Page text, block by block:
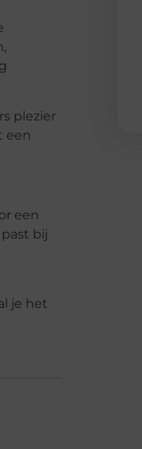
plezier
een
een
bij
je het